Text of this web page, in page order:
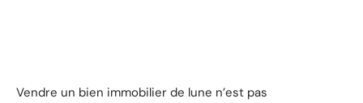
Vendre un bien immobilier de lune n’est pas